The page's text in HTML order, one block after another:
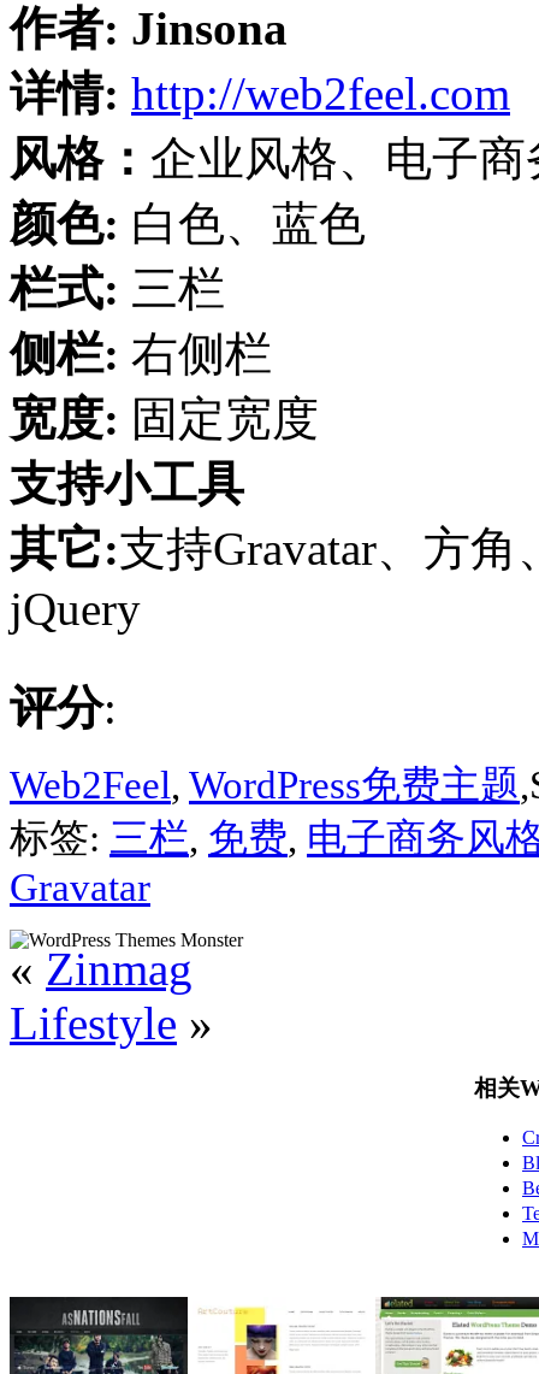
作者: Jinsona
详情: http://web2feel.com
风格： 企业风格、电子商
颜色: 白色、蓝色
栏式: 三栏
侧栏: 右侧栏
宽度: 固定宽度
支持小工具
其它:支持Gravatar、方
jQuery
评分:
Web2Feel, WordPress免费主题
标签: 三栏, 免费, 电子商务风
Gravatar
« Zinmag
Lifestyle »
相关